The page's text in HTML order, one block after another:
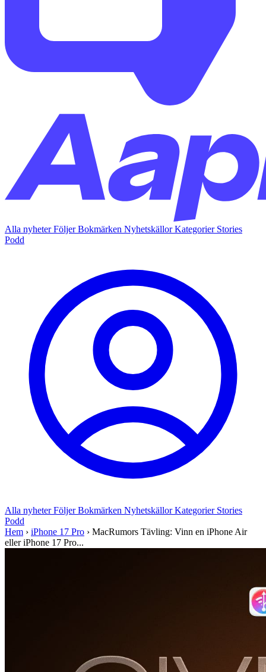
Alla nyheterFöljerBokmärken NyhetskällorKategorier Stories
Podd
Alla nyheterFöljerBokmärken NyhetskällorKategorier Stories
Podd
Hem › iPhone 17 Pro › MacRumors Tävling: Vinn en iPhone Air
eller iPhone 17 Pro...